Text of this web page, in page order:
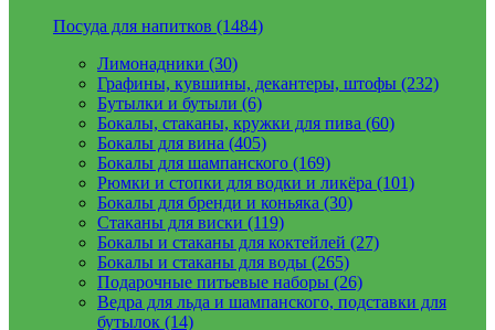
Посуда для напитков (1484)
Лимонадники (30)
Графины, кувшины, декантеры, штофы (232)
Бутылки и бутыли (6)
Бокалы, стаканы, кружки для пива (60)
Бокалы для вина (405)
Бокалы для шампанского (169)
Рюмки и стопки для водки и ликёра (101)
Бокалы для бренди и коньяка (30)
Стаканы для виски (119)
Бокалы и стаканы для коктейлей (27)
Бокалы и стаканы для воды (265)
Подарочные питьевые наборы (26)
Ведра для льда и шампанского, подставки для
бутылок (14)